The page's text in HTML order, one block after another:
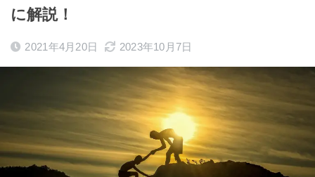
に解説！
2021年4月20日 2023年10月7日